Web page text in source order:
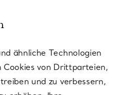
ähnliche Technologien
Cookies von Drittparteien,
und zu verbessern,